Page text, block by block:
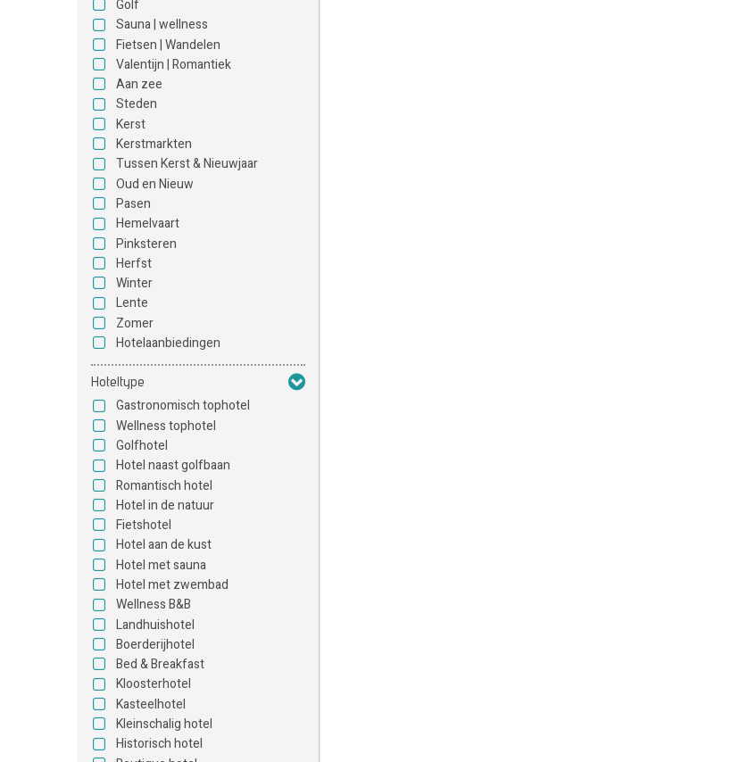
Golf
Sauna | wellness
Fietsen | Wandelen
Valentijn | Romantiek
Aan zee
Steden
Kerst
Kerstmarkten
Tussen Kerst & Nieuwjaar
Oud en Nieuw
Pasen
Hemelvaart
Pinksteren
Herfst
Winter
Lente
Zomer
Hotelaanbiedingen
Hoteltype
Gastronomisch tophotel
Wellness tophotel
Golfhotel
Hotel naast golfbaan
Romantisch hotel
Hotel in de natuur
Fietshotel
Hotel aan de kust
Hotel met sauna
Hotel met zwembad
Wellness B&B
Landhuishotel
Boerderijhotel
Bed & Breakfast
Kloosterhotel
Kasteelhotel
Kleinschalig hotel
Historisch hotel